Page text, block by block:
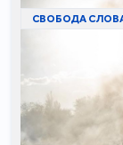
СВОБОДА